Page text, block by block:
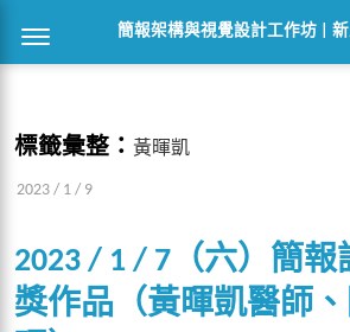
簡報架構與視覺設計工作坊 |
標籤彙整： 黃暉凱
2023 / 1 / 9
2023 / 1 / 7（六）簡報
獎作品（黃暉凱醫師